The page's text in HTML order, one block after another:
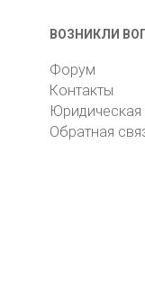
ВОЗНИКЛИ
Форум
Контакты
Юридическая
Обратная